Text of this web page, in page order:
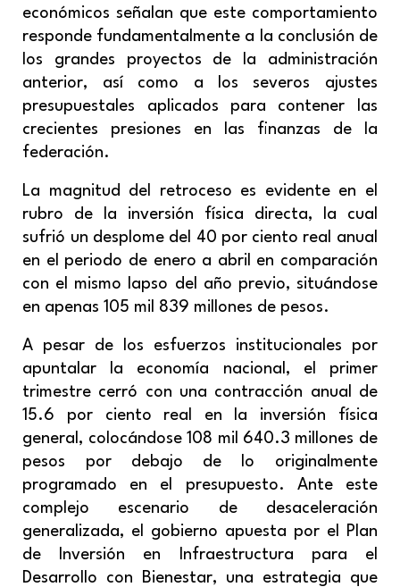
económicos señalan que este comportamiento
responde fundamentalmente a la conclusión de
los grandes proyectos de la administración
anterior, así como a los severos ajustes
presupuestales aplicados para contener las
crecientes presiones en las finanzas de la
federación.
La magnitud del retroceso es evidente en el
rubro de la inversión física directa, la cual
sufrió un desplome del 40 por ciento real anual
en el periodo de enero a abril en comparación
con el mismo lapso del año previo, situándose
en apenas 105 mil 839 millones de pesos.
A pesar de los esfuerzos institucionales por
apuntalar la economía nacional, el primer
trimestre cerró con una contracción anual de
15.6 por ciento real en la inversión física
general, colocándose 108 mil 640.3 millones de
pesos por debajo de lo originalmente
programado en el presupuesto. Ante este
complejo escenario de desaceleración
generalizada, el gobierno apuesta por el Plan
de Inversión en Infraestructura para el
Desarrollo con Bienestar, una estrategia que